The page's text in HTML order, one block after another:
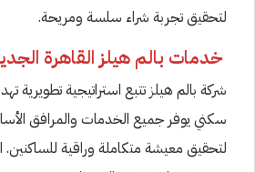
لتحقيق تجربة شراء سلسة ومريحة.
خدمات بالم هيلز القاهرة
شركة بالم هيلز تتبع استراتيجية تطويرية
سكني يوفر جميع الخدمات والمرافق
لتحقيق معيشة متكاملة وراقية للساكنين.